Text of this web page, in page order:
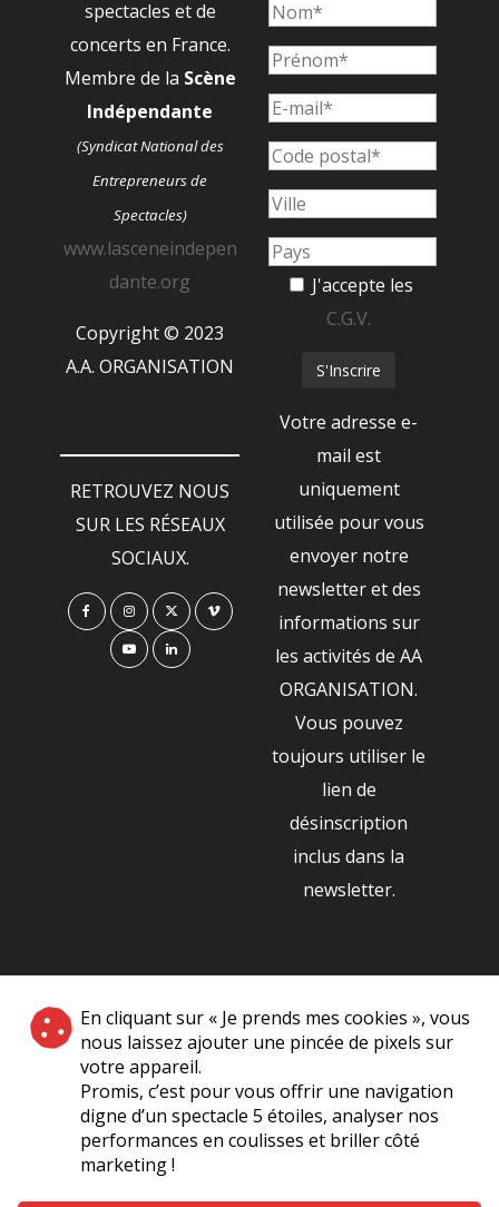
En cliquant sur « Je prends mes cookies », vous
nous laissez ajouter une pincée de pixels sur
votre appareil.
Promis, c’est pour vous offrir une navigation
digne d’un spectacle 5 étoiles, analyser nos
performances en coulisses et briller côté
marketing !
spectacles et de
concerts en France.
Membre de la Scène
Indépendante
(Syndicat National des
Entrepreneurs de
Spectacles)
www.lasceneindepen
dante.org
Copyright © 2023
A.A. ORGANISATION
RETROUVEZ NOUS
SUR LES RÉSEAUX
SOCIAUX.
J'accepte les
C.G.V.
Votre adresse e-
mail est
uniquement
utilisée pour vous
envoyer notre
newsletter et des
informations sur
les activités de AA
ORGANISATION.
Vous pouvez
toujours utiliser le
lien de
désinscription
inclus dans la
newsletter.
NOS PARTENAIRES
|
Plan du site A Propos de Nous